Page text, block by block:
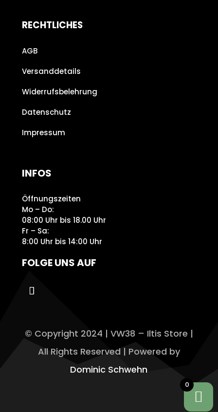
RECHTLICHES
AGB
Versanddetails
Widerrufsbelehrung
Datenschutz
Impressum
INFOS
Öffnungszeiten
Mo – Do:
08:00 Uhr bis 18.00 Uhr
Fr – Sa:
8:00 Uhr bis 14:00 Uhr
FOLGE UNS AUF
© Copyright 2024 | VW38 – Iltis Store |
All Rights Reserved | Powered by
Dominic Schwehn
0